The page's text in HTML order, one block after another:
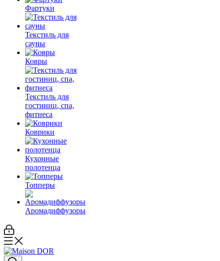
Фартуки
Текстиль для
сауны
Ковры
Текстиль для
гостиниц, спа,
фитнеса
Коврики
Кухонные
полотенца
Топперы
Аромадиффузоры